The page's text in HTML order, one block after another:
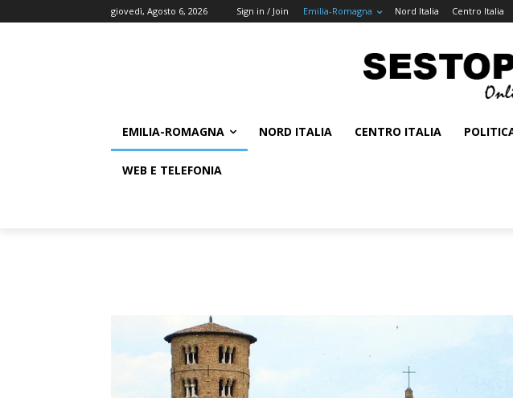
giovedì, Agosto 6, 2026 Sign in / Join Emilia-Romagna Nord Italia Centro Italia
EMILIA-ROMAGNA NORD ITALIA CENTRO ITALIA
WEB E TELEFONIA